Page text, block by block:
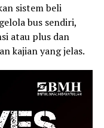
sistem beli
bus sendiri,
atau plus dan
kajian yang jelas.